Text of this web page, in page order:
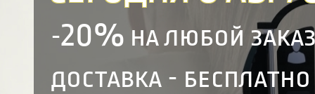
-20% на любой
доставка - бесплатно